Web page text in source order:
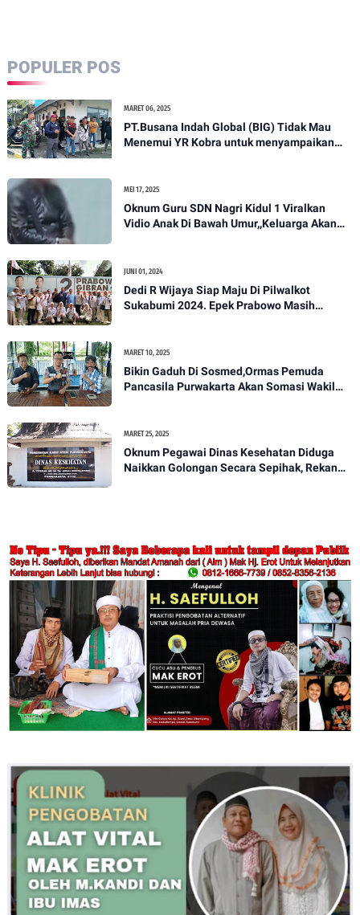
POPULER POS
MARET 06, 2025
PT.Busana Indah Global (BIG) Tidak Mau
Menemui YR Kobra untuk menyampaikan
MEI 17, 2025
Oknum Guru SDN Nagri Kidul 1 Viralkan
Vidio Anak Di Bawah Umur,,Keluarga Akan
JUNI 01, 2024
Dedi R Wijaya Siap Maju Di Pilwalkot
Sukabumi 2024. Epek Prabowo Masih
MARET 10, 2025
Bikin Gaduh Di Sosmed,Ormas Pemuda
Pancasila Purwakarta Akan Somasi Wakil
MARET 25, 2025
Oknum Pegawai Dinas Kesehatan Diduga
Naikkan Golongan Secara Sepihak, Rekan